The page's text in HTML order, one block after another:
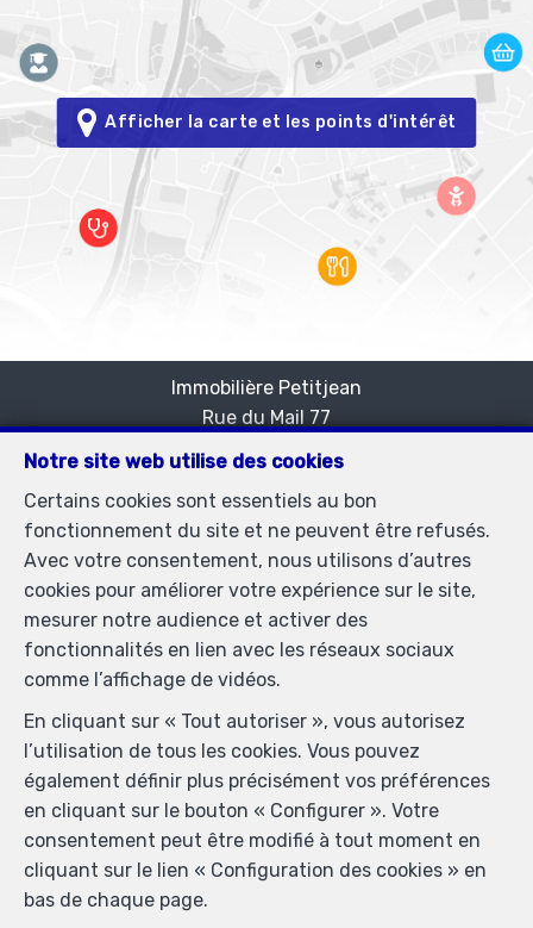
Afficher la carte et les points d'intérêt
Notre site web utilise des cookies
Certains cookies sont essentiels au bon
fonctionnement du site et ne peuvent être refusés.
Avec votre consentement, nous utilisons d’autres
cookies pour améliorer votre expérience sur le site,
mesurer notre audience et activer des
fonctionnalités en lien avec les réseaux sociaux
comme l’affichage de vidéos.
En cliquant sur « Tout autoriser », vous autorisez
l’utilisation de tous les cookies. Vous pouvez
également définir plus précisément vos préférences
en cliquant sur le bouton « Configurer ». Votre
consentement peut être modifié à tout moment en
cliquant sur le lien « Configuration des cookies » en
bas de chaque page.
Immobilière Petitjean
—
Rue du Mail 77
—
immopetitjean@gmail.com
Agent immobilier agréé IPI sous le numéro 505438 en
Belgique - N° entreprise : TVA BE-0425.723.793-
Instance de contrôle: Institut professionnel des agents
immobiliers, rue du Luxembourg 16B, 1000 Bruxelles
(+32 2 505 38 50 - info@ipi.be) - Soumis au
déontologique de l’ IPI
RC professionnelle et cautionnement via AXA Belgium
SA, Place du Trône 1, 1000 Bruxelles – police n°
730.390.160. Couverture valable pour les activités
réalisées en Belgique
Charte de la protection de la vie privée